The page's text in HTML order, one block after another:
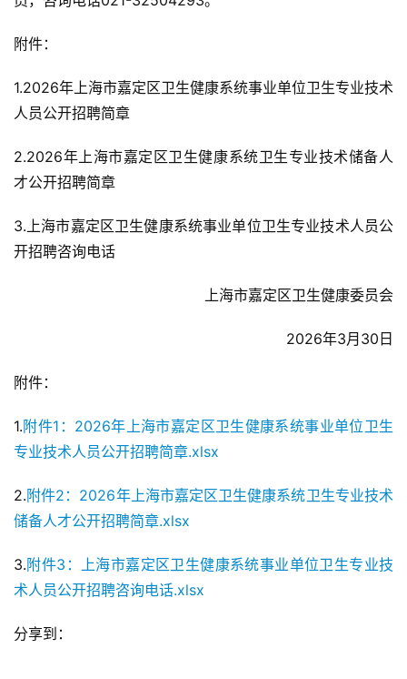
附件：
1.2026年上海市嘉定区卫生健康系统事业单位卫生专业技术
人员公开招聘简章
2.2026年上海市嘉定区卫生健康系统卫生专业技术储备人
才公开招聘简章
3.上海市嘉定区卫生健康系统事业单位卫生专业技术人员公
开招聘咨询电话
上海市嘉定区卫生健康委员会
2026年3月30日
附件：
1.附件1：2026年上海市嘉定区卫生健康系统事业单位卫生
专业技术人员公开招聘简章.xlsx
2.附件2：2026年上海市嘉定区卫生健康系统卫生专业技术
储备人才公开招聘简章.xlsx
3.附件3：上海市嘉定区卫生健康系统事业单位卫生专业技
术人员公开招聘咨询电话.xlsx
分享到：